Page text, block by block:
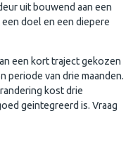
uit bouwend aan een
doel en een diepere
een kort traject gekozen
periode van drie maanden.
kost drie
geintegreerd is. Vraag